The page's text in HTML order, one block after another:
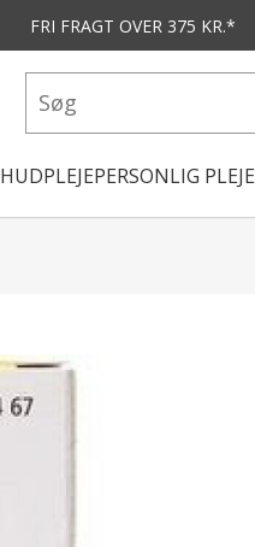
FRI FRAGT OVER 375 KR.*
HUDPLEJEPERSONLIG PLEJE